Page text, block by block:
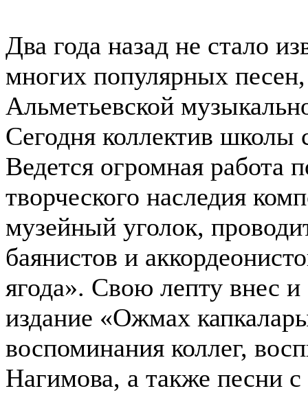
Два года назад не стало
многих популярных песен,
Альметьевской
Сегодня коллектив школы
Ведется огромная работа
творческого наследия
музейный уголок,
баянистов и
ягода». Свою лепту внес
издание «Ожмах
воспоминания коллег,
Нагимова, а также песни